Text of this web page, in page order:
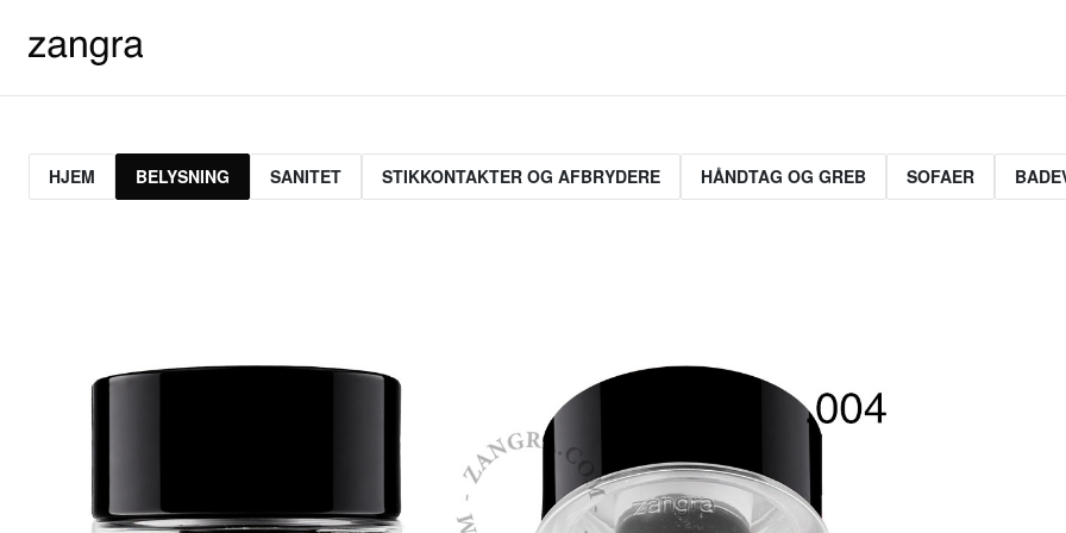
HJEM BELYSNING SANITET STIKKONTAKTER OG AFBRYDERE HÅNDTAG OG GREB SOFAER